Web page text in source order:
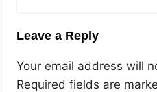
Leave a Reply
Your email address will
Required fields are